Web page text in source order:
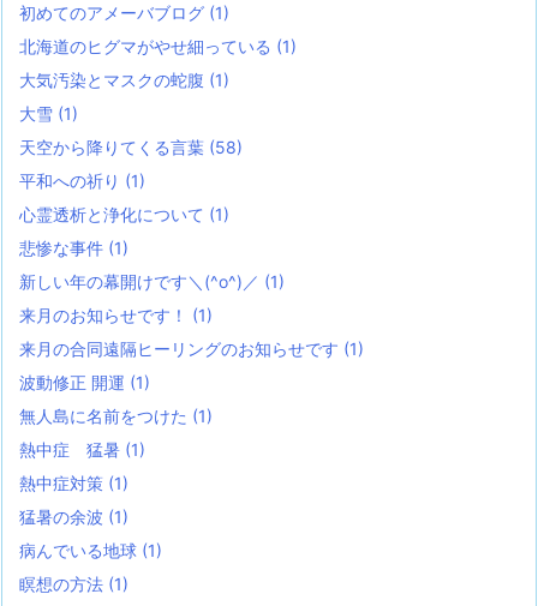
初めてのアメーバブログ (1)
北海道のヒグマがやせ細っている (1)
大気汚染とマスクの蛇腹 (1)
大雪 (1)
天空から降りてくる言葉 (58)
平和への祈り (1)
心霊透析と浄化について (1)
悲惨な事件 (1)
新しい年の幕開けです＼(^o^)／ (1)
来月のお知らせです！ (1)
来月の合同遠隔ヒーリングのお知らせです (1)
波動修正 開運 (1)
無人島に名前をつけた (1)
熱中症 猛暑 (1)
熱中症対策 (1)
猛暑の余波 (1)
病んでいる地球 (1)
瞑想の方法 (1)